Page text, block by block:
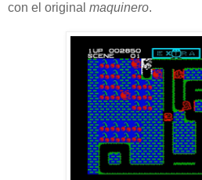
con el original maquinero.